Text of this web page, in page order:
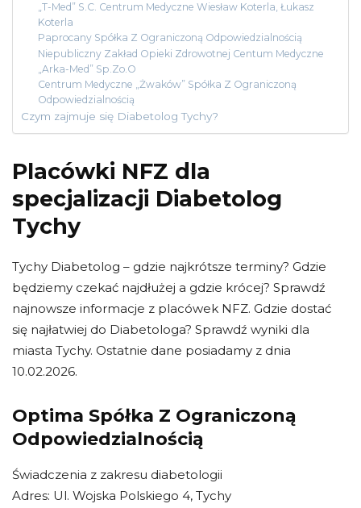
„T-Med” S.C. Centrum Medyczne Wiesław Koterla, Łukasz
Koterla
Paprocany Spółka Z Ograniczoną Odpowiedzialnością
Niepubliczny Zakład Opieki Zdrowotnej Centum Medyczne
„Arka-Med” Sp.Zo.O
Centrum Medyczne „Żwaków” Spółka Z Ograniczoną
Odpowiedzialnością
Czym zajmuje się Diabetolog Tychy?
Placówki NFZ dla
specjalizacji Diabetolog
Tychy
Tychy Diabetolog – gdzie najkrótsze terminy? Gdzie
będziemy czekać najdłużej a gdzie krócej? Sprawdź
najnowsze informacje z placówek NFZ. Gdzie dostać
się najłatwiej do Diabetologa? Sprawdź wyniki dla
miasta Tychy. Ostatnie dane posiadamy z dnia
10.02.2026.
Optima Spółka Z Ograniczoną
Odpowiedzialnością
Świadczenia z zakresu diabetologii
Adres: Ul. Wojska Polskiego 4, Tychy